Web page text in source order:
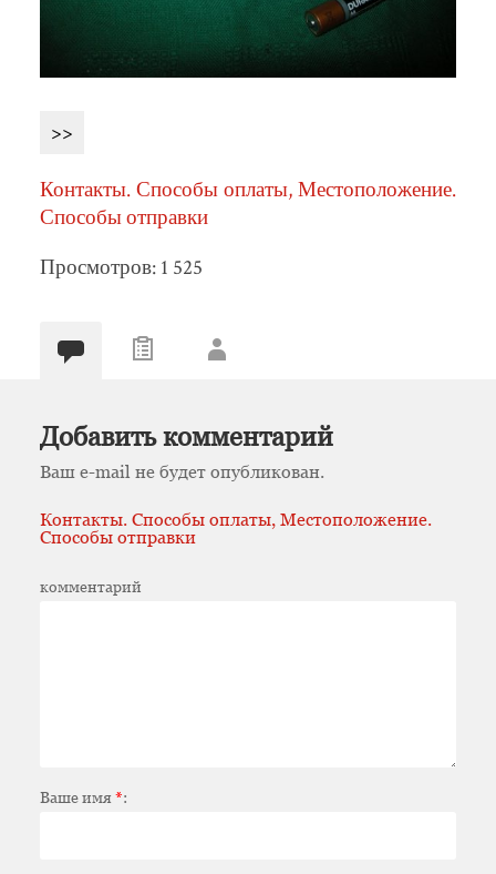
>>
Контакты. Способы оплаты, Местоположение.
Способы отправки
Просмотров: 1 525
Добавить комментарий
Ваш e-mail не будет опубликован.
Контакты. Способы оплаты, Местоположение.
Способы отправки
комментарий
Ваше имя*: